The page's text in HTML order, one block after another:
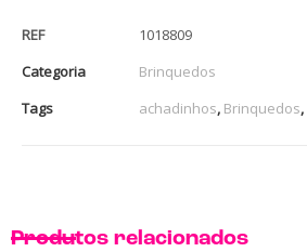
REF
1018809
Categoria
Brinquedos
Tags
achadinhos, Brinquedos,
Produtos relacionados